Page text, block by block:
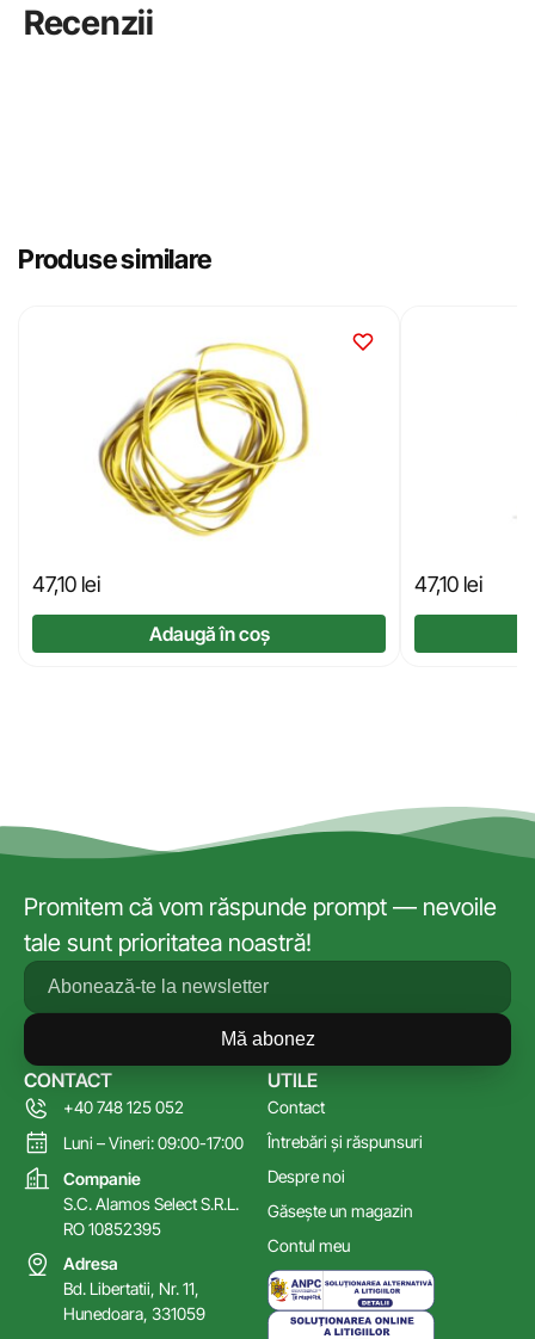
Recenzii
Produse similare
47,10 lei
Adaugă în coș
47,10 lei
Promitem că vom răspunde prompt — nevoile
tale sunt prioritatea noastră!
Mă abonez
UTILE
Contact
Întrebări și răspunsuri
Despre noi
Găsește un magazin
Contul meu
CONTACT
+40 748 125 052
Luni – Vineri: 09:00-17:00
Companie
S.C. Alamos Select S.R.L.
RO 10852395
Adresa
Bd. Libertatii, Nr. 11,
Hunedoara, 331059